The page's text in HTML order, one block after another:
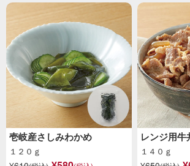
壱岐産さしみわかめ
１２０ｇ
レンジ用牛
１４０ｇ